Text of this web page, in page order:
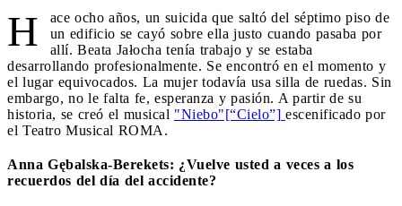
H
ace ocho años, un suicida que saltó del séptimo piso de
un edificio se cayó sobre ella justo cuando pasaba por
allí. Beata Jałocha tenía trabajo y se estaba
desarrollando profesionalmente. Se encontró en el momento y
el lugar equivocados. La mujer todavía usa silla de ruedas. Sin
embargo, no le falta fe, esperanza y pasión. A partir de su
historia, se creó el musical "Niebo"[“Cielo”] escenificado por
el Teatro Musical ROMA.
Anna Gębalska-Berekets: ¿Vuelve usted a veces a los
recuerdos del día del accidente?